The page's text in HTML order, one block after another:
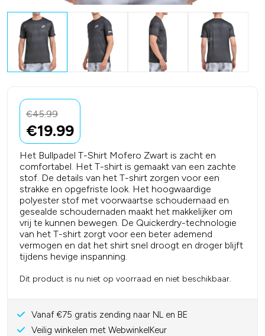
€45.99
€19.99
Het Bullpadel T-Shirt Mofero Zwart is zacht en
comfortabel. Het T-shirt is gemaakt van een zachte
stof. De details van het T-shirt zorgen voor een
strakke en opgefriste look. Het hoogwaardige
polyester stof met voorwaartse schoudernaad en
gesealde schoudernaden maakt het makkelijker om
vrij te kunnen bewegen. De Quickerdry-technologie
van het T-shirt zorgt voor een beter ademend
vermogen en dat het shirt snel droogt en droger blijft
tijdens hevige inspanning.
Dit product is nu niet op voorraad en niet beschikbaar.
Vanaf €75 gratis zending naar NL en BE
Veilig winkelen met WebwinkelKeur